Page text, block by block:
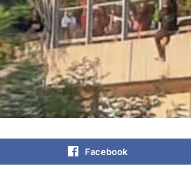
Facebook